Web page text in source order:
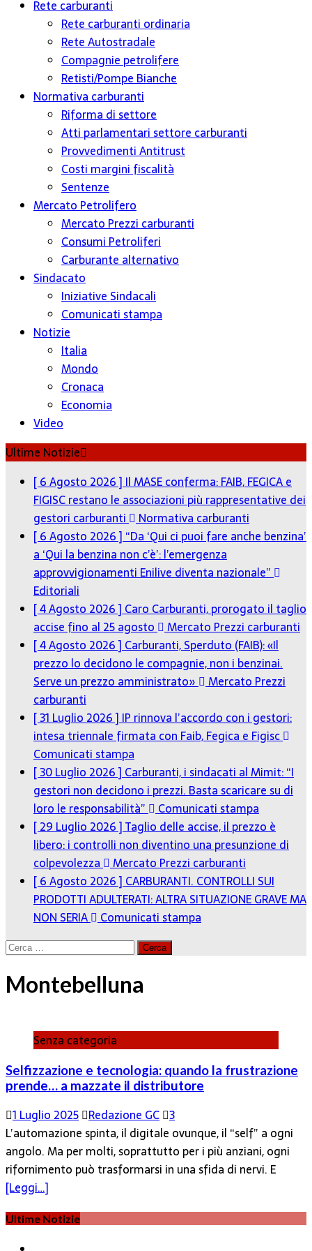
Rete carburanti
Rete carburanti ordinaria
Rete Autostradale
Compagnie petrolifere
Retisti/Pompe Bianche
Normativa carburanti
Riforma di settore
Atti parlamentari settore carburanti
Provvedimenti Antitrust
Costi margini fiscalità
Sentenze
Mercato Petrolifero
Mercato Prezzi carburanti
Consumi Petroliferi
Carburante alternativo
Sindacato
Iniziative Sindacali
Comunicati stampa
Notizie
Italia
Mondo
Cronaca
Economia
Video
Ultime Notizie
[ 6 Agosto 2026 ] Il MASE conferma: FAIB, FEGICA e
FIGISC restano le associazioni più rappresentative dei
gestori carburanti
Normativa carburanti
[ 6 Agosto 2026 ] “Da ‘Qui ci puoi fare anche benzina’
a ‘Qui la benzina non c’è’: l’emergenza
approvvigionamenti Enilive diventa nazionale”
Editoriali
[ 4 Agosto 2026 ] Caro Carburanti, prorogato il taglio
accise fino al 25 agosto
Mercato Prezzi carburanti
[ 4 Agosto 2026 ] Carburanti, Sperduto (FAIB): «Il
prezzo lo decidono le compagnie, non i benzinai.
Serve un prezzo amministrato»
Mercato Prezzi
carburanti
[ 31 Luglio 2026 ] IP rinnova l’accordo con i gestori:
intesa triennale firmata con Faib, Fegica e Figisc
Comunicati stampa
[ 30 Luglio 2026 ] Carburanti, i sindacati al Mimit: “I
gestori non decidono i prezzi. Basta scaricare su di
loro le responsabilità”
Comunicati stampa
[ 29 Luglio 2026 ]Taglio delle accise, il prezzo è
libero: i controlli non diventino una presunzione di
colpevolezza
Mercato Prezzi carburanti
[ 6 Agosto 2026 ] CARBURANTI. CONTROLLI SUI
PRODOTTI ADULTERATI: ALTRA SITUAZIONE GRAVE MA
NON SERIA
Comunicati stampa
Ricerca
Montebelluna
Senza categoria
Selfizzazione e tecnologia: quando la frustrazione
prende… a mazzate il distributore
1 Luglio 2025 Redazione GC 3
L’automazione spinta, il digitale ovunque, il “self” a ogni
angolo. Ma per molti, soprattutto per i più anziani, ogni
rifornimento può trasformarsi in una sfida di nervi. E
[Leggi…]
Ultime Notizie